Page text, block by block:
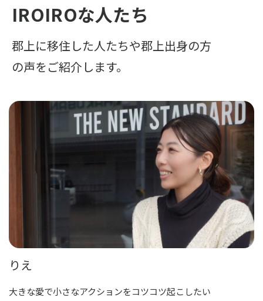
IROIROな人たち
郡上に移住した人たちや郡上出身の方
の声をご紹介します。
りえ
大きな愛で小さなアクションをコツコツ起こしたい